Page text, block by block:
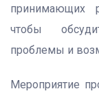
принимающих
чтобы
проблемы и
Мероприятие